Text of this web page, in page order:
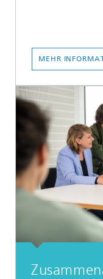
MEHR